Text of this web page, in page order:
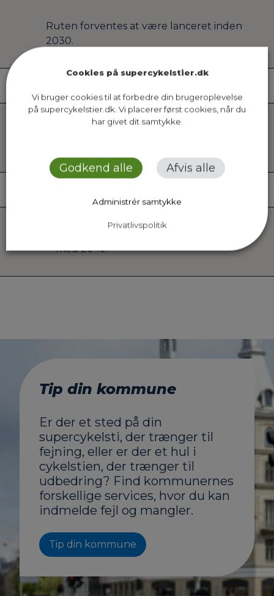
Ruten forventes at være lanceret inden
2030.
Ruten forventes at koste 8,5 mio. kr. at
Ruten forventes at øge cykeltrafikken
med 20 %.
Tip din kommune
Er der et sted på din
supercykelsti, der trænger til
fejning, eller er der et hul i
cykelstien, der trænger til
udbedring? Find kommunernes
forskellige services, hvor du kan
indmelde fejl og mangler.
Tip din kommune
Cookies på supercykelstier.dk
Vi bruger cookies til at forbedre din brugeroplevelse
på supercykelstier.dk. Vi placerer først cookies, når du
har givet dit samtykke.
Godkend alle Afvis alle
Administrér samtykke
Privatlivspolitik